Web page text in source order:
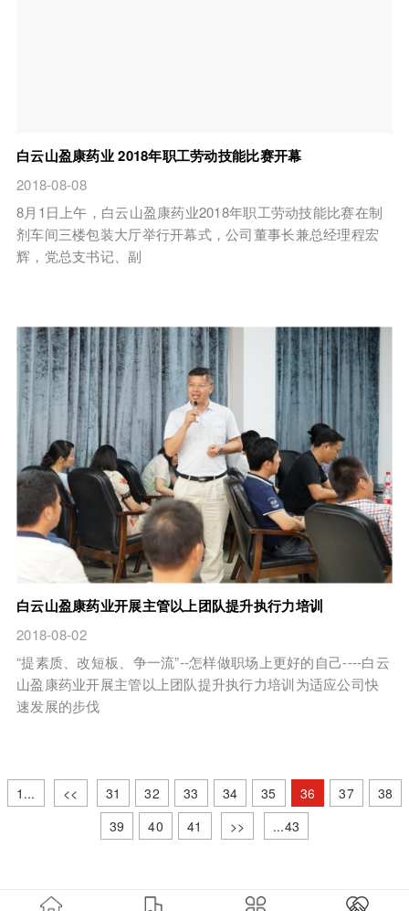
白云山盈康药业 2018年职工劳动技能比赛开幕
2018-08-08
8月1日上午，白云山盈康药业2018年职工劳动技能比赛在制
剂车间三楼包装大厅举行开幕式，公司董事长兼总经理程宏
辉，党总支书记、副
白云山盈康药业开展主管以上团队提升执行力培训
2018-08-02
“提素质、改短板、争一流”--怎样做职场上更好的自己----白云
山盈康药业开展主管以上团队提升执行力培训为适应公司快
速发展的步伐
1... << 31 32 33 34 35 36 37
38
39
40 41 >> ...43